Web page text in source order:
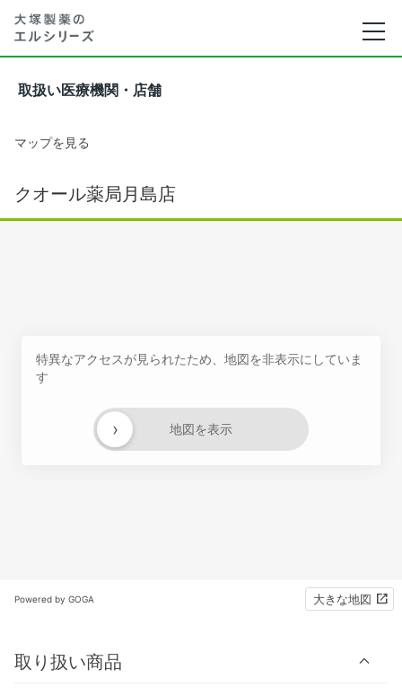
取扱い医療機関・店舗
マップを見る
クオール薬局月島店
特異なアクセスが見られたため、地図を非表示にしていま
す
地図を表示
›
Powered by GOGA 大きな地図
取り扱い商品